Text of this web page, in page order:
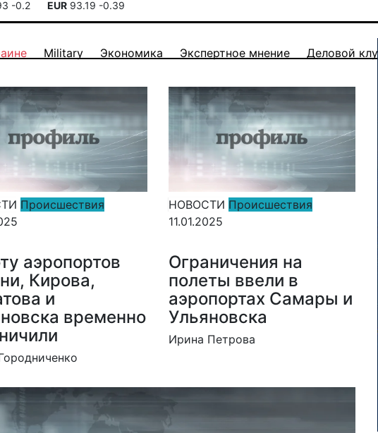
-0.2 EUR 93.19 -0.39
Military Экономика Экспертное мнение Деловой клуб
Происшествия
аэропортов
Кирова,
и
временно
НОВОСТИ Происшествия
11.01.2025
Ограничения на
полеты ввели в
аэропортах Самары и
Ульяновска
Ирина Петрова